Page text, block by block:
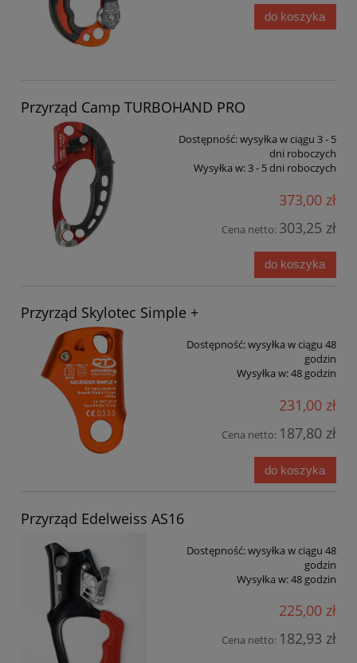
do koszyka
Przyrząd Camp TURBOHAND PRO
Dostępność:wysyłka w ciągu 3 - 5
dni roboczych
Wysyłka w:3 - 5 dni roboczych
373,00 zł
Cena netto: 303,25 zł
do koszyka
Przyrząd Skylotec Simple +
Dostępność:wysyłka w ciągu 48
godzin
Wysyłka w:48 godzin
231,00 zł
Cena netto: 187,80 zł
do koszyka
Przyrząd Edelweiss AS16
Dostępność:wysyłka w ciągu 48
godzin
Wysyłka w:48 godzin
225,00 zł
Cena netto: 182,93 zł